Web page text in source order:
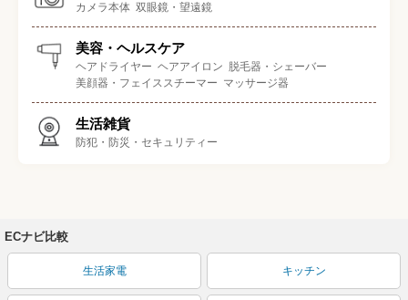
カメラ本体 双眼鏡・望遠鏡
美容・ヘルスケア
ヘアドライヤー ヘアアイロン
脱毛器・シェーバー
美顔器・フェイススチーマー マッサージ器
生活雑貨
防犯・防災・セキュリティー
ECナビ比較
生活家電 キッチン